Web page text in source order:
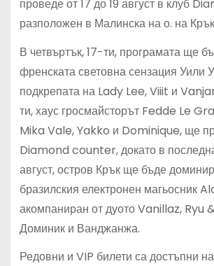
проведе от 17 до 19 август в клуб
разположен в Малинска на о. на
В четвъртък, 17-ти, програмата ще
френската световна сензация Уили
подкрепата на Lady Lee, Viiit и
ти, хаус гросмайсторът Fedde Le
Mika Vale, Yakko и Dominique, ще
Diamond counter, докато в
август, остров Крък ще бъде
бразилския електронен магьосник
акомпаниран от дуото Vanillaz, Ryu
Доминик и Ванджанжа.
Редовни и VIP билети са достъпни